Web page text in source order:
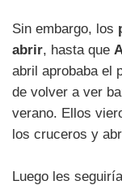
Sin embargo, los
abrir, hasta que
abril aprobaba el
de volver a ver
verano. Ellos
los cruceros y
Luego les seguiría